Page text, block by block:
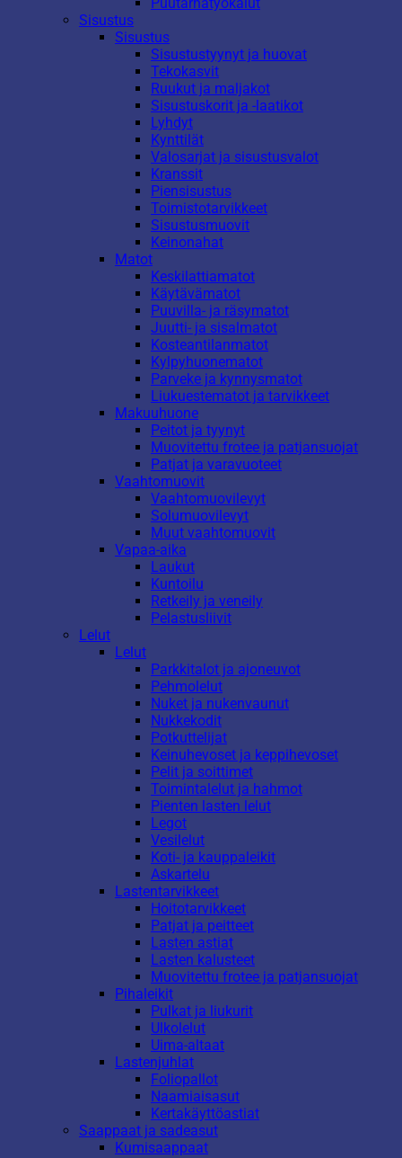
Sisustus
Sisustus
Sisustustyynyt ja huovat
Tekokasvit
Ruukut ja maljakot
Sisustuskorit ja -laatikot
Lyhdyt
Kynttilät
Valosarjat ja sisustusvalot
Kranssit
Piensisustus
Toimistotarvikkeet
Sisustusmuovit
Keinonahat
Matot
Keskilattiamatot
Käytävämatot
Puuvilla- ja räsymatot
Juutti- ja sisalmatot
Kosteantilanmatot
Kylpyhuonematot
Parveke ja kynnysmatot
Liukuestematot ja tarvikkeet
Makuuhuone
Peitot ja tyynyt
Muovitettu frotee ja patjansuojat
Patjat ja varavuoteet
Vaahtomuovit
Vaahtomuovilevyt
Solumuovilevyt
Muut vaahtomuovit
Vapaa-aika
Laukut
Kuntoilu
Retkeily ja veneily
Pelastusliivit
Lelut
Lelut
Parkkitalot ja ajoneuvot
Pehmolelut
Nuket ja nukenvaunut
Nukkekodit
Potkuttelijat
Keinuhevoset ja keppihevoset
Pelit ja soittimet
Toimintalelut ja hahmot
Pienten lasten lelut
Legot
Vesilelut
Koti- ja kauppaleikit
Askartelu
Lastentarvikkeet
Hoitotarvikkeet
Patjat ja peitteet
Lasten astiat
Lasten kalusteet
Muovitettu frotee ja patjansuojat
Pihaleikit
Pulkat ja liukurit
Ulkolelut
Uima-altaat
Lastenjuhlat
Foliopallot
Naamiaisasut
Kertakäyttöastiat
Saappaat ja sadeasut
Kumisaappaat